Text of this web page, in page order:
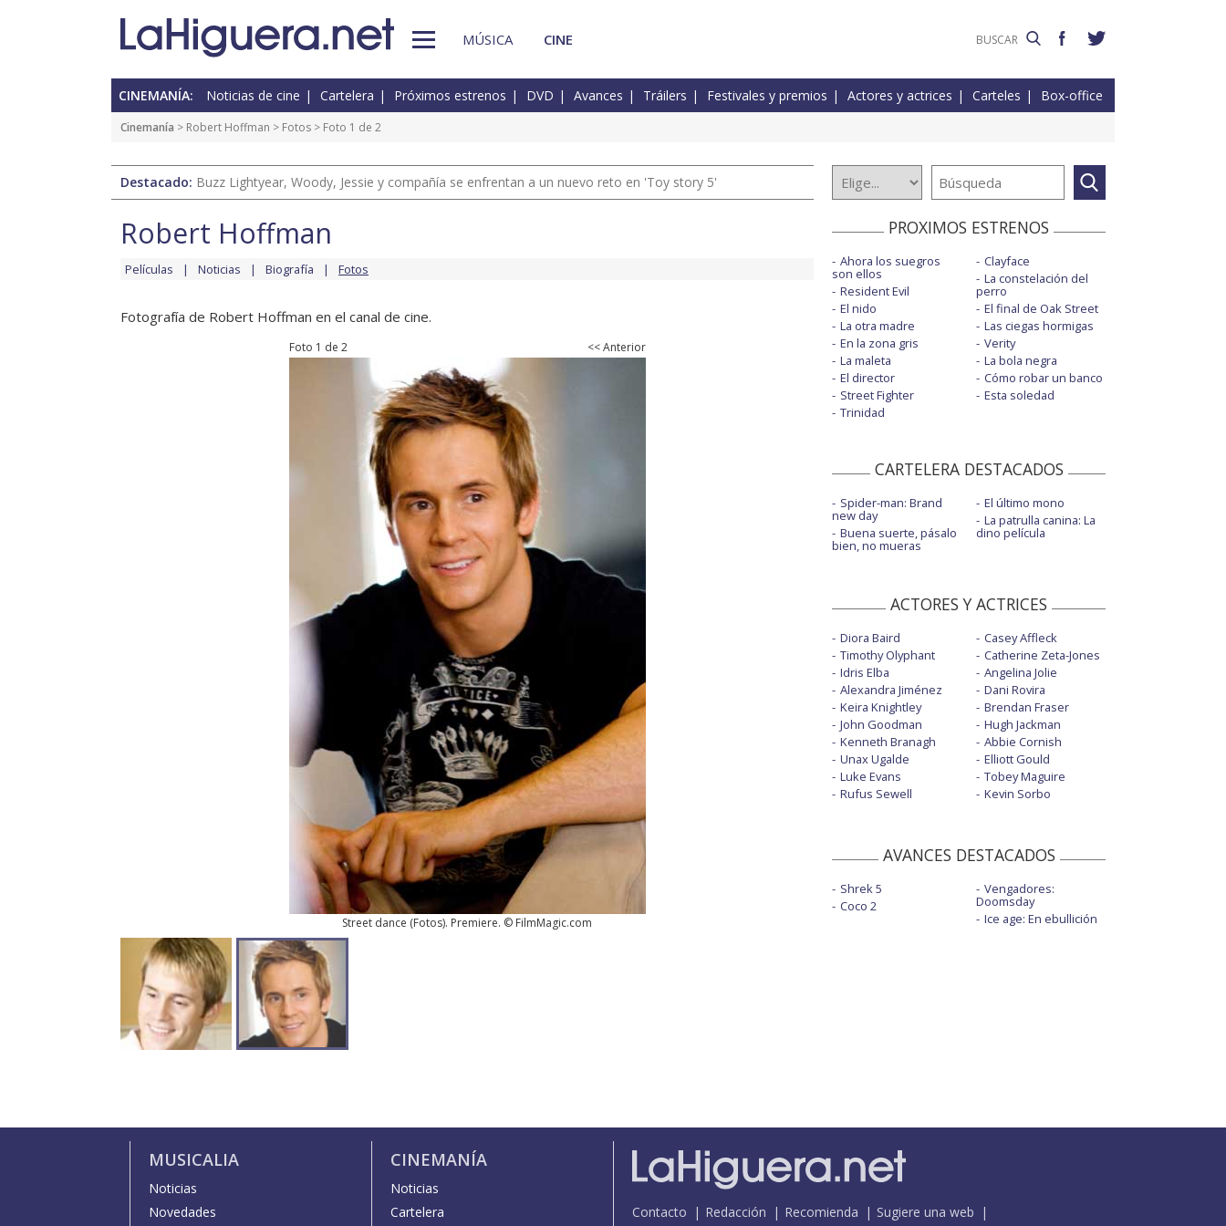
MÚSICA CINE
CINEMANÍA: Noticias de cine Cartelera Próximos estrenos DVD Avances Tráilers Festivales y premios Actores y actrices Carteles Box-office
Cinemanía > Robert Hoffman > Fotos > Foto 1 de 2
Destacado: Buzz Lightyear, Woody, Jessie y compañía se enfrentan a un nuevo reto en 'Toy story 5'
Robert Hoffman
Películas Noticias Biografía Fotos
Fotografía de Robert Hoffman en el canal de cine.
Foto 1 de 2 << Anterior
Street dance (Fotos). Premiere. © FilmMagic.com
PROXIMOS ESTRENOS
Ahora los suegros
son ellos
Resident Evil
El nido
La otra madre
En la zona gris
La maleta
El director
Street Fighter
Trinidad
Clayface
La constelación del
perro
El final de Oak Street
Las ciegas hormigas
Verity
La bola negra
Cómo robar un banco
Esta soledad
CARTELERA DESTACADOS
Spider-man: Brand
new day
Buena suerte, pásalo
bien, no mueras
El último mono
La patrulla canina: La
dino película
ACTORES Y ACTRICES
Diora Baird
Timothy Olyphant
Idris Elba
Alexandra Jiménez
Keira Knightley
John Goodman
Kenneth Branagh
Unax Ugalde
Luke Evans
Rufus Sewell
Casey Affleck
Catherine Zeta-Jones
Angelina Jolie
Dani Rovira
Brendan Fraser
Hugh Jackman
Abbie Cornish
Elliott Gould
Tobey Maguire
Kevin Sorbo
AVANCES DESTACADOS
Shrek 5
Coco 2
Vengadores:
Doomsday
Ice age: En ebullición
MUSICALIA
Noticias
Novedades
CINEMANÍA
Noticias
Cartelera
Contacto Redacción Recomienda Sugiere una web